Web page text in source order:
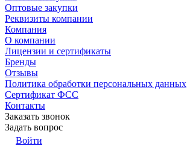
Оптовые закупки
Реквизиты компании
Компания
О компании
Лицензии и сертификаты
Бренды
Отзывы
Политика обработки персональных данных
Сертификат ФСС
Контакты
Заказать звонок
Задать вопрос
Войти